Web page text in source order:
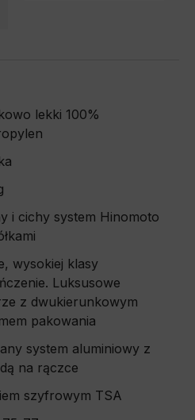
lekki 100%
i cichy system Hinomoto
wysokiej klasy
Luksusowe
z dwukierunkowym
pakowania
system aluminiowy z
na rączce
szyfrowym TSA